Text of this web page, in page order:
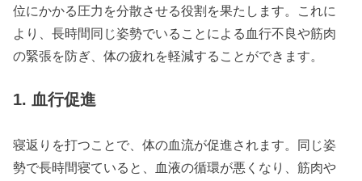
位にかかる圧力を分散させる役割を果たします。これに
より、長時間同じ姿勢でいることによる血行不良や筋肉
の緊張を防ぎ、体の疲れを軽減することができます。
1. 血行促進
寝返りを打つことで、体の血流が促進されます。同じ姿
勢で長時間寝ていると、血液の循環が悪くなり、筋肉や